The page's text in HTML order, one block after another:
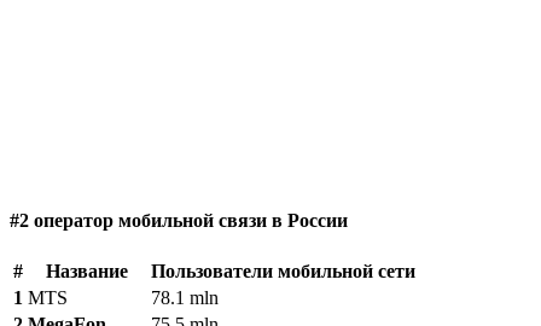
#2 оператор мобильной связи в России
# Название
Пользователи мобильной сети
1 MTS
78.1 mln